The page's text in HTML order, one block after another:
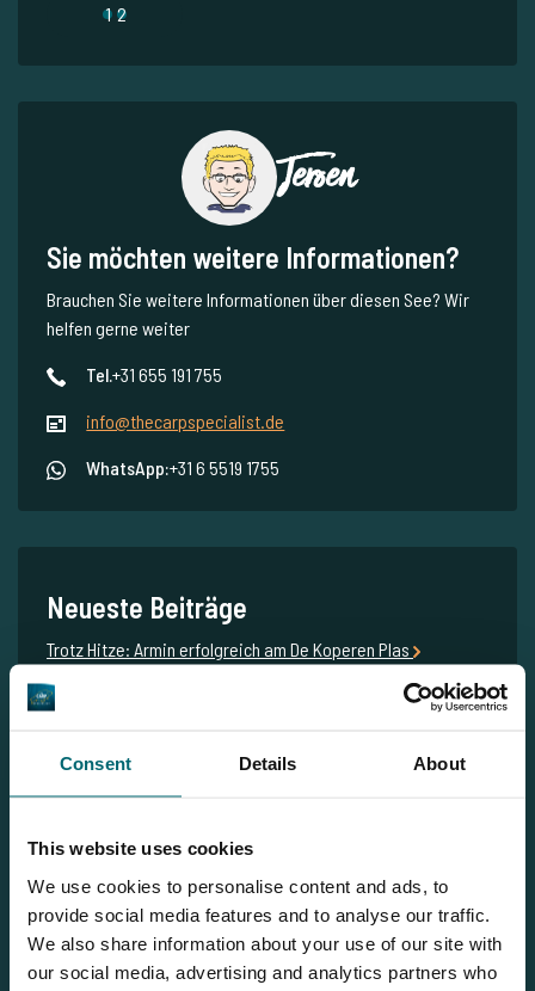
Consent Details About
This website uses cookies
We use cookies to personalise content and ads, to
provide social media features and to analyse our traffic.
We also share information about your use of our site with
our social media, advertising and analytics partners who
1 2
Jeroen
Sie möchten weitere Informationen?
Brauchen Sie weitere Informationen über diesen See? Wir
helfen gerne weiter
Tel.+31 655 191 755
info@thecarpspecialist.de
WhatsApp:+31 6 5519 1755
Neueste Beiträge
Trotz Hitze: Armin erfolgreich am De Koperen Plas
Ein Besuch am De Koperen Plas – von Nick von Hoff
Koperen Plas!
Die große The Carp Specialist-Frühbucheraktion: Große
Beate Uhse!
Frühbucher fahren unbesorgter in Urlaub! ...jetzt risikolos
buchen für 2020